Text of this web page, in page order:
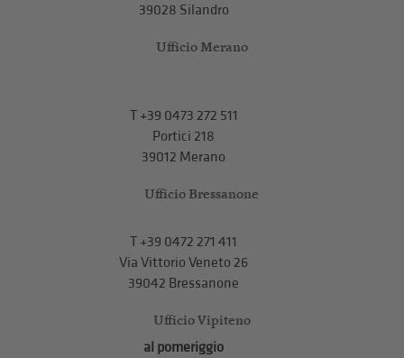
39028 Silandro
Ufficio Merano
T+39 0473 272 511
Portici 218
39012 Merano
Ufficio Bressanone
T +39 0472 271 411
Via Vittorio Veneto 26
39042 Bressanone
Ufficio Vipiteno
al pomeriggio